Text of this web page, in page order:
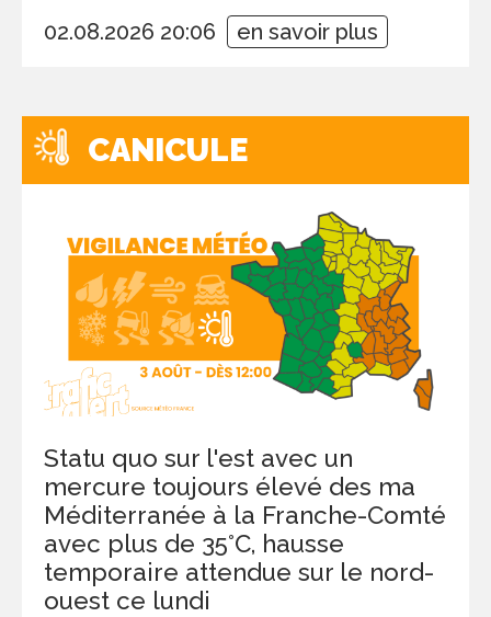
02.08.2026 20:06 en savoir plus
CANICULE
Statu quo sur l'est avec un
mercure toujours élevé des ma
Méditerranée à la Franche-Comté
avec plus de 35°C, hausse
temporaire attendue sur le nord-
ouest ce lundi